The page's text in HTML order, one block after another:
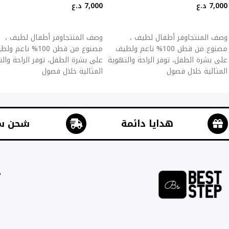
7,000 د.ع
وصف المنتجاوفر أطفال لطيف ،
مصنوع من قطن 100% ناعم ولطيف
على بشرة الطفل، توفر الراحة والتهوية
المثالية خلال فصول
7,000 د.ع
وصف المنتجاوفر أطفال لطيف ،
مصنوع من قطن 100%
على بشرة الطفل، توفر الراحة
المثالية خلال فصول
هدايا دائمة شحن